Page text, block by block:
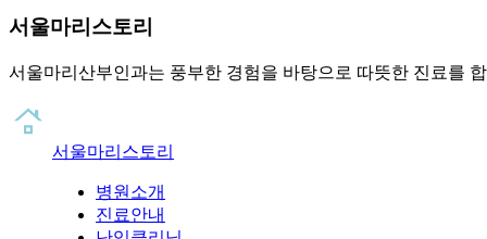
서울마리스토리
서울마리산부인과는 풍부한 경험을 바탕으로 따뜻한 진료를
서울마리스토리
병원소개
진료안내